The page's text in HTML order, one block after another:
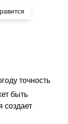
точность
быть
создает